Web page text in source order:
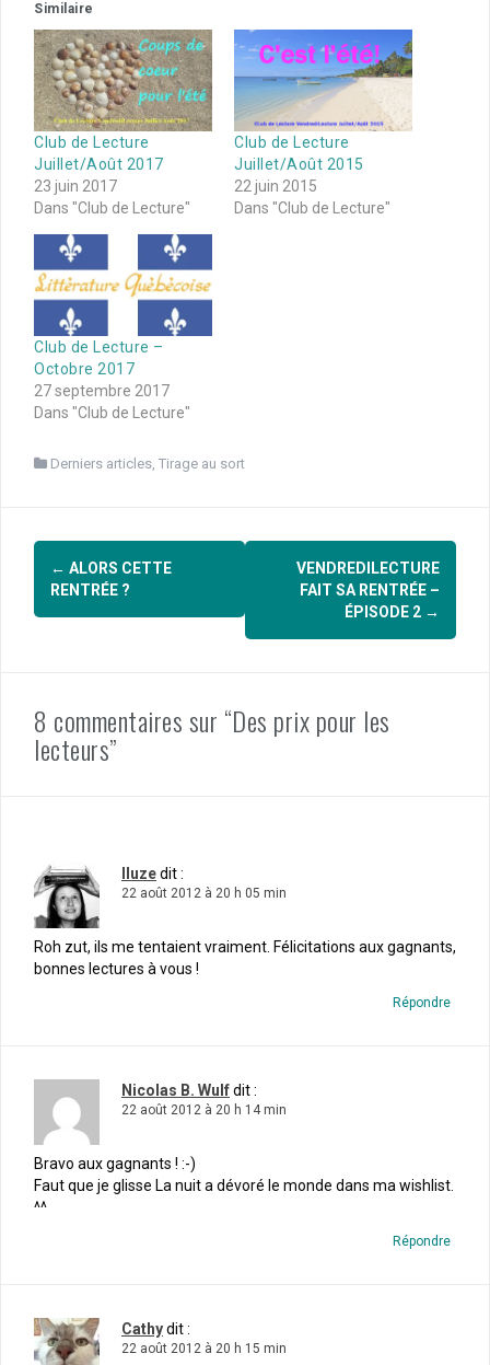
Similaire
Club de Lecture
Juillet/Août 2017
23 juin 2017
Dans "Club de Lecture"
Club de Lecture
Juillet/Août 2015
22 juin 2015
Dans "Club de Lecture"
Club de Lecture –
Octobre 2017
27 septembre 2017
Dans "Club de Lecture"
Derniers articles Tirage au sort
Navigation
d'article
← ALORS CETTE
RENTRÉE ?
VENDREDILECTURE
FAIT SA RENTRÉE –
ÉPISODE 2 →
8 commentaires sur “Des prix pour les
lecteurs”
Iluzedit :
22 août 2012 à 20 h 05 min
Roh zut, ils me tentaient vraiment. Félicitations aux gagnants,
bonnes lectures à vous !
Répondre
Nicolas B. Wulfdit :
22 août 2012 à 20 h 14 min
Bravo aux gagnants ! :-)
Faut que je glisse La nuit a dévoré le monde dans ma wishlist.
^^
Répondre
Cathydit :
22 août 2012 à 20 h 15 min